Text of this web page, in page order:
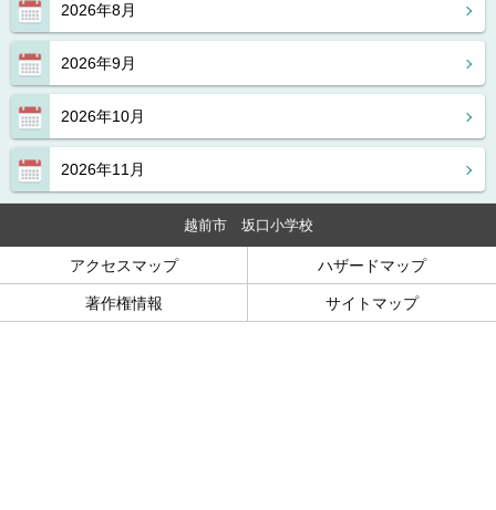
2026年8月
2026年9月
2026年10月
2026年11月
越前市 坂口小学校
アクセスマップ ハザードマップ
著作権情報 サイトマップ